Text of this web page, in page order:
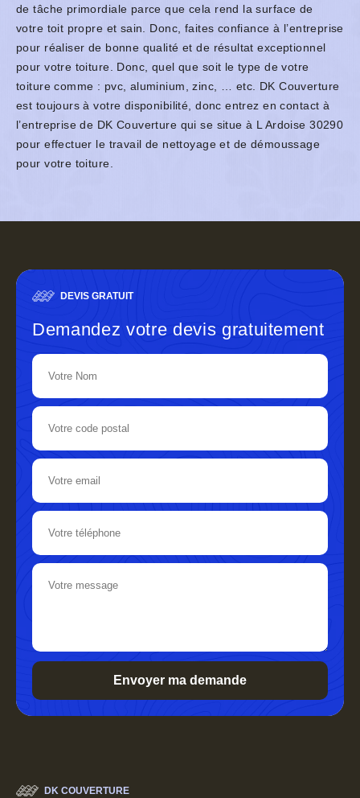
de tâche primordiale parce que cela rend la surface de
votre toit propre et sain. Donc, faites confiance à l’entreprise
pour réaliser de bonne qualité et de résultat exceptionnel
pour votre toiture. Donc, quel que soit le type de votre
toiture comme : pvc, aluminium, zinc, … etc. DK Couverture
est toujours à votre disponibilité, donc entrez en contact à
l’entreprise de DK Couverture qui se situe à L Ardoise 30290
pour effectuer le travail de nettoyage et de démoussage
pour votre toiture.
DEVIS GRATUIT
Demandez votre devis gratuitement
DK COUVERTURE